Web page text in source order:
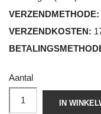
VERZENDMETHODE:
VERZENDKOSTEN:
Aantal
IN